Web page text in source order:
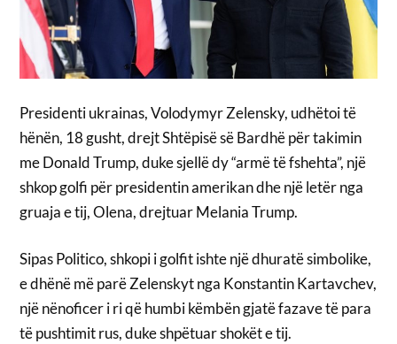
Presidenti ukrainas, Volodymyr Zelensky, udhëtoi të
hënën, 18 gusht, drejt Shtëpisë së Bardhë për takimin
me Donald Trump, duke sjellë dy “armë të fshehta”, një
shkop golfi për presidentin amerikan dhe një letër nga
gruaja e tij, Olena, drejtuar Melania Trump.
Sipas Politico, shkopi i golfit ishte një dhuratë simbolike,
e dhënë më parë Zelenskyt nga Konstantin Kartavchev,
një nënoficer i ri që humbi këmbën gjatë fazave të para
të pushtimit rus, duke shpëtuar shokët e tij.